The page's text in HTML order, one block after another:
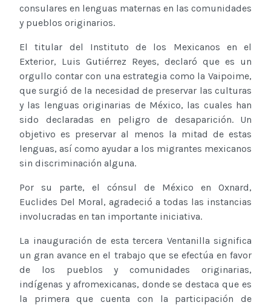
consulares en lenguas maternas en las comunidades
y pueblos originarios.
El titular del Instituto de los Mexicanos en el
Exterior, Luis Gutiérrez Reyes, declaró que es un
orgullo contar con una estrategia como la Vaipoime,
que surgió de la necesidad de preservar las culturas
y las lenguas originarias de México, las cuales han
sido declaradas en peligro de desaparición. Un
objetivo es preservar al menos la mitad de estas
lenguas, así como ayudar a los migrantes mexicanos
sin discriminación alguna.
Por su parte, el cónsul de México en Oxnard,
Euclides Del Moral, agradeció a todas las instancias
involucradas en tan importante iniciativa.
La inauguración de esta tercera Ventanilla significa
un gran avance en el trabajo que se efectúa en favor
de los pueblos y comunidades originarias,
indígenas y afromexicanas, donde se destaca que es
la primera que cuenta con la participación de